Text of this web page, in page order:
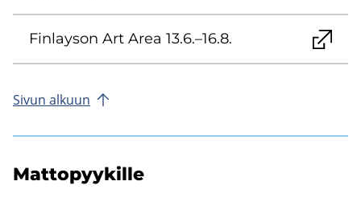
Fin­lay­son Art Area 13.6.–16.8.
Sivun al­kuun
Mat­to­pyy­kil­le